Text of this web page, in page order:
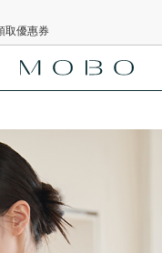
取優惠券